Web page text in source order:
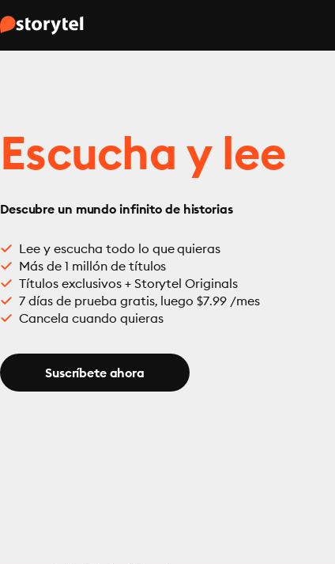
Escucha y lee
Descubre un mundo infinito de historias
Lee y escucha todo lo que quieras
Más de 1 millón de títulos
Títulos exclusivos + Storytel Originals
7 días de prueba gratis, luego $7.99 /mes
Cancela cuando quieras
Suscríbete ahora